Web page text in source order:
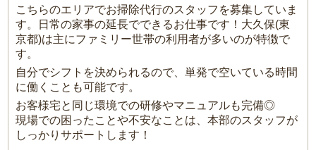
こちらのエリアでお掃除代行のスタッフを募集していま
す。日常の家事の延長でできるお仕事です！大久保(東
京都)は主にファミリー世帯の利用者が多いのが特徴で
す。
自分でシフトを決められるので、単発で空いている時間
に働くことも可能です。
お客様宅と同じ環境での研修やマニュアルも完備◎
現場での困ったことや不安なことは、本部のスタッフが
しっかりサポートします！